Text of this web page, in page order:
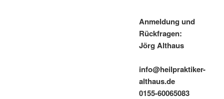
Anmeldung und
Rückfragen:
Jörg Althaus
info@heilpraktiker-
althaus.de
0155-60065083